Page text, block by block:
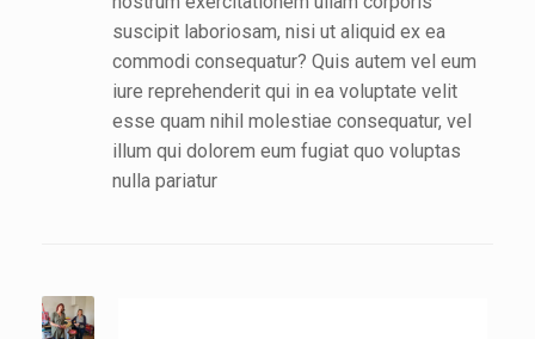
suscipit laboriosam, nisi ut aliquid ex ea
commodi consequatur? Quis autem vel eum
iure reprehenderit qui in ea voluptate velit
esse quam nihil molestiae consequatur, vel
illum qui dolorem eum fugiat quo voluptas
nulla pariatur